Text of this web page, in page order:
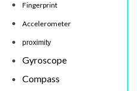
Fingerprint
Accelerometer
proximity
Gyroscope
Compass